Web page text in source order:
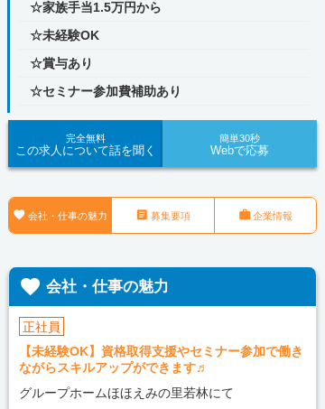
☆家族手当1.5万円から
☆未経験OK
☆賞与あり
☆セミナー参加費補助あり
完全無料
この求人について話を聞く
簡単30秒
Webで応募
 会社・仕事の魅力  募集要項 企業情報
 会社・仕事の魅力
正社員
【未経験OK】資格取得支援やセミナー参加で働き
ながらスキルアップができます♬
グループホームほほえみの里若林にて